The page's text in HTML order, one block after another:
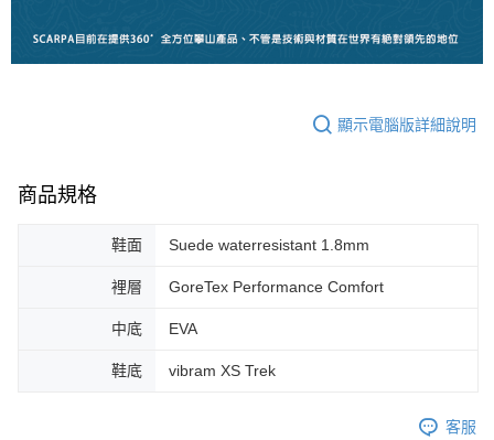
顯示電腦版詳細說明
商品規格
鞋面 Suede waterresistant 1.8mm
裡層 GoreTex Performance Comfort
中底 EVA
鞋底 vibram XS Trek
客服